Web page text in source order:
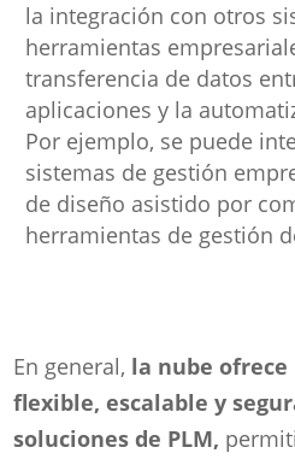
la integración con otros
herramientas
transferencia de datos
aplicaciones y la
Por ejemplo, se puede
sistemas de gestión
de diseño asistido por
herramientas de gestión
En general, la nube
flexible, escalable y
soluciones de PLM,